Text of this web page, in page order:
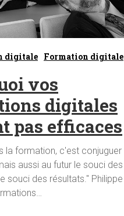
digitale Formation digitale
vos
digitales
pas efficaces
la formation, c'est conjuguer
aussi au futur le souci des
souci des résultats." Philippe